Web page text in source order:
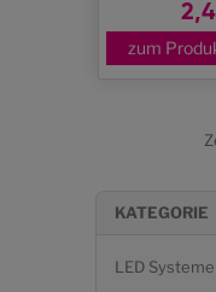
zum
KATEGORIE
LED Systeme